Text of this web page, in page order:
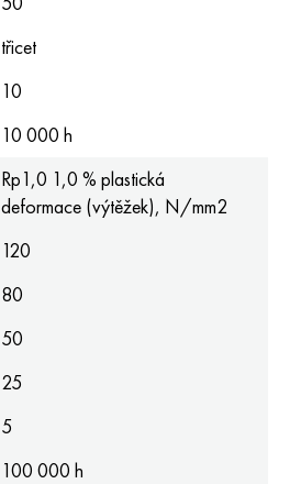
třicet
10
10 000 h
Rp1,0 1,0 % plastická
deformace (výtěžek), N/mm2
120
80
50
25
5
100 000 h